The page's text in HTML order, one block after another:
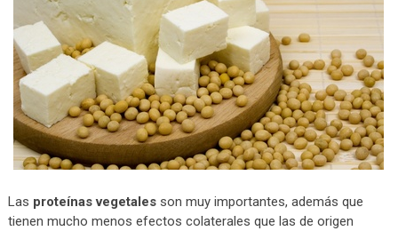
Las proteínas vegetales son muy importantes, además que
tienen mucho menos efectos colaterales que las de origen